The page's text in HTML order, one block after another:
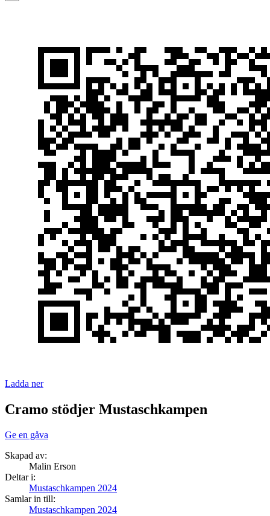
Ladda ner
Cramo stödjer Mustaschkampen
Ge en gåva
Skapad av:
Malin Erson
Deltar i:
Mustaschkampen 2024
Samlar in till:
Mustaschkampen 2024